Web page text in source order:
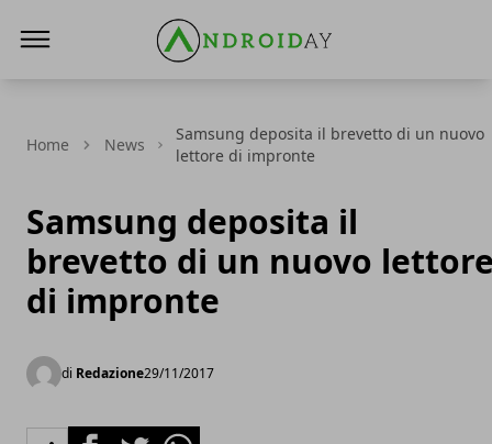
Home News
Samsung deposita il brevetto di un nuovo
lettore di impronte
Samsung deposita il
brevetto di un nuovo
di impronte
di Redazione29/11/2017
FacebookTwitterWhatsapp